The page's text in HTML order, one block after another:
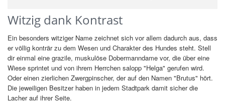
Witzig dank Kontrast
Ein besonders witziger Name zeichnet sich vor allem dadurch aus, dass
er völlig konträr zu dem Wesen und Charakter des Hundes steht. Stell
dir einmal eine grazile, muskulöse Dobermanndame vor, die über eine
Wiese sprintet und von ihrem Herrchen salopp "Helga" gerufen wird.
Oder einen zierlichen Zwergpinscher, der auf den Namen "Brutus" hört.
Die jeweiligen Besitzer haben in jedem Stadtpark damit sicher die
Lacher auf ihrer Seite.